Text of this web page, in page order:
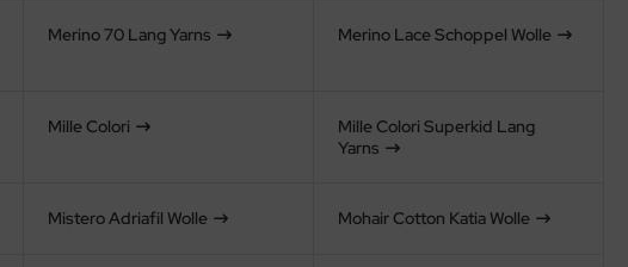
Merino 70 Lang Yarns Merino Lace Schoppel Wolle
Mille Colori
Mille Colori Superkid Lang
Yarns
Mistero Adriafil Wolle Mohair Cotton Katia Wolle